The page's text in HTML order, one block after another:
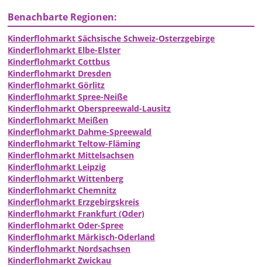
Benachbarte Regionen:
Kinderflohmarkt Sächsische Schweiz-Osterzgebirge
Kinderflohmarkt Elbe-Elster
Kinderflohmarkt Cottbus
Kinderflohmarkt Dresden
Kinderflohmarkt Görlitz
Kinderflohmarkt Spree-Neiße
Kinderflohmarkt Oberspreewald-Lausitz
Kinderflohmarkt Meißen
Kinderflohmarkt Dahme-Spreewald
Kinderflohmarkt Teltow-Fläming
Kinderflohmarkt Mittelsachsen
Kinderflohmarkt Leipzig
Kinderflohmarkt Wittenberg
Kinderflohmarkt Chemnitz
Kinderflohmarkt Erzgebirgskreis
Kinderflohmarkt Frankfurt (Oder)
Kinderflohmarkt Oder-Spree
Kinderflohmarkt Märkisch-Oderland
Kinderflohmarkt Nordsachsen
Kinderflohmarkt Zwickau